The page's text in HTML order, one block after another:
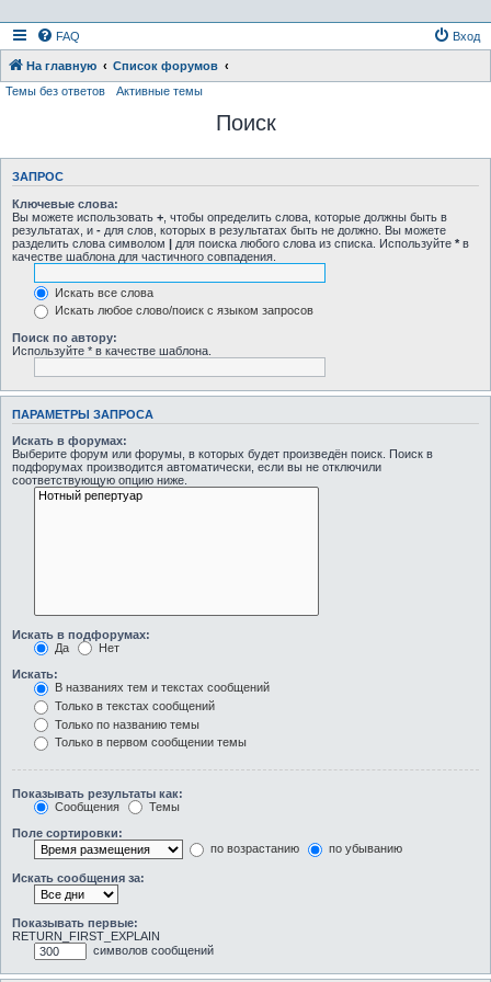
FAQ Вход
На главную
Список форумов
Темы без ответов
Активные темы
Поиск
ЗАПРОС
Ключевые слова:
Вы можете использовать + , чтобы определить слова, которые должны быть в
результатах, и - для слов, которых в результатах быть не должно. Вы можете
разделить слова символом | для поиска любого слова из списка. Используйте * в
качестве шаблона для частичного совпадения.
Искать все слова
Искать любое слово/поиск с языком запросов
Поиск по автору:
Используйте * в качестве шаблона.
ПАРАМЕТРЫ ЗАПРОСА
Искать в форумах:
Выберите форум или форумы, в которых будет произведён поиск. Поиск в
подфорумах производится автоматически, если вы не отключили
соответствующую опцию ниже.
Искать в подфорумах:
Да
Нет
Искать:
В названиях тем и текстах сообщений
Только в текстах сообщений
Только по названию темы
Только в первом сообщении темы
Показывать результаты как:
Сообщения
Темы
Поле сортировки:
по возрастанию
по убыванию
Искать сообщения за:
Показывать первые:
RETURN_FIRST_EXPLAIN
символов сообщений